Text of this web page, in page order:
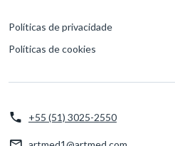
Políticas de privacidade
Políticas de cookies
+55 (51) 3025-2550